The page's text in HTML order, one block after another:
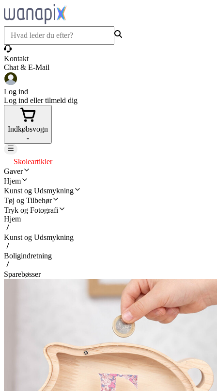
Kontakt
Chat & E-Mail
Log ind
Log ind eller tilmeld dig
Indkøbsvogn
-
Skoleartikler
Gaver
Hjem
Kunst og Udsmykning
Tøj og Tilbehør
Tryk og Fotografi
Hjem
Kunst og Udsmykning
Boligindretning
Sparebøsser